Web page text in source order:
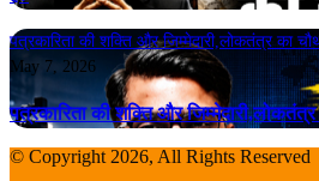
पत्रकारिता की शक्ति और जिम्मेदारी,लोकतंत्र का
May 7, 2026
पत्रकारिता की शक्ति और
© Copyright 2026, All Rights Reserved